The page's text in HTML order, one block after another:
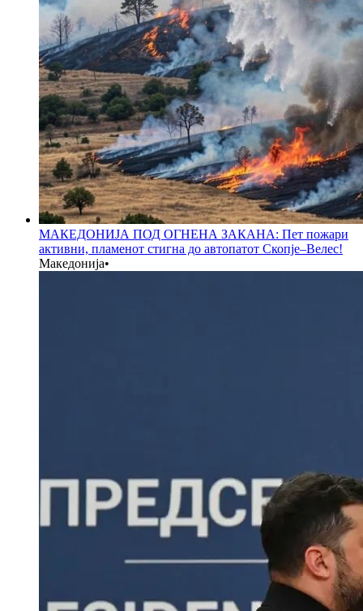
МАКЕДОНИЈА ПОД ОГНЕНА ЗАКАНА: Пет пожари
активни, пламенот стигна до автопатот Скопје–Велес!
Македонија•